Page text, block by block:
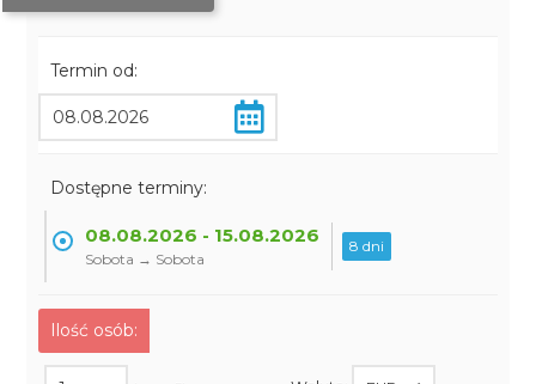
Termin od:
Dostępne terminy:
08.08.2026 - 15.08.2026
Sobota → Sobota
8 dni
Ilość osób: